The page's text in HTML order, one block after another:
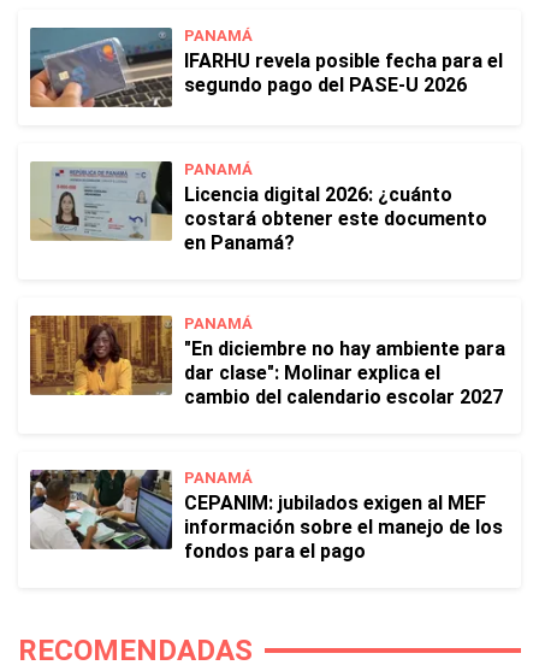
PANAMÁ
IFARHU revela posible fecha para el
segundo pago del PASE-U 2026
PANAMÁ
Licencia digital 2026: ¿cuánto
costará obtener este documento
en Panamá?
PANAMÁ
"En diciembre no hay ambiente para
dar clase": Molinar explica el
cambio del calendario escolar 2027
PANAMÁ
CEPANIM: jubilados exigen al MEF
información sobre el manejo de los
fondos para el pago
RECOMENDADAS